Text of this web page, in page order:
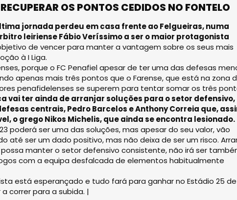
OS PONTOS CEDIDOS NO FONTELO
jornada perdeu em casa frente ao Felgueiras, numa
leiriense Fábio Veríssimo a ser o maior protagonista
de vencer para manter a vantagem sobre os seus mais
à I Liga.
porque o FC Penafiel apesar de ter uma das defesas
apenas mais três pontos que o Farense, que está na zona
penafidelenses se superem para tentar somar os três
vai ter ainda de arranjar soluções para o setor defensivo,
centrais, Pedro Barcelos e An­thony Correia que,
o grego Nikos Michelis, que ainda se encontra lesionado.
poderá ser uma das soluções, mas apesar do seu valor, vão
até ser um dado positivo, mas não deixa de ser um risco.
manter o setor defensivo consistente, não irá ser
com a equipa desfalcada de elementos habitualmente
está esperançado e tudo fará para ganhar no Estádio 25 de
correr para a subida. |